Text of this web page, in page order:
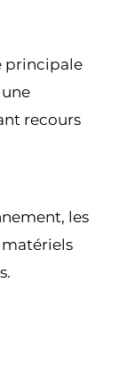
principale
recours
les
matériels